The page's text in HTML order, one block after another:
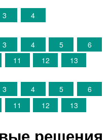
3 4
3 4 5
6
11 12 13
3 4 5
6
11 12 13
решения